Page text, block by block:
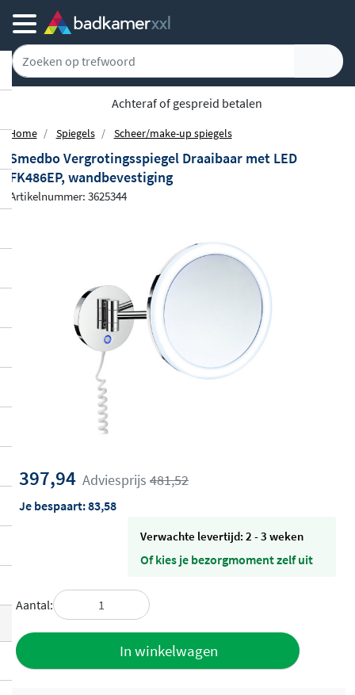
Achteraf of gespreid betalen
Home Spiegels Scheer/make-up spiegels
Smedbo Vergrotingsspiegel Draaibaar met LED
FK486EP, wandbevestiging
Artikelnummer: 3625344
397,94 Adviesprijs 481,52
Je bespaart:83,58
Verwachte levertijd: 2 - 3 weken
Of kies je bezorgmoment zelf uit
Aantal:
In winkelwagen